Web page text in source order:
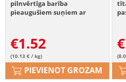
pilnvērtīga barība
pieaugušiem suņiem ar
€1.52
(10.13 € / kg)
PIEVIENOT GROZAM
€